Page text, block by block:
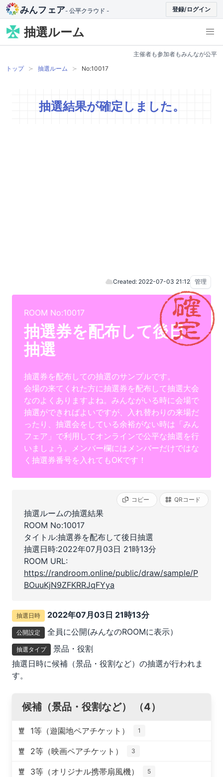
みんフェア- 公平クラウド - 登録/ログイン
抽選ルーム
主催者も参加者もみんなが公平
トップ
抽選ルーム No:10017
抽選結果が確定しました。
Created: 2022-07-03 21:12 管理
ROOM No:10017
抽選券を配布して後日
抽選
抽選券を配布しての抽選のサンプルです。
会場の来てくれた方に抽選券を配布して抽選大会
なのよくありますよね。みんながいる時に会場で
抽選ができればよいですが、入れ替わりの来場だ
ったり、抽選会をしている余裕がない時は「みん
フェア」で利用してオンラインで公平な抽選を行
いましょう。メンバー欄にはメンバーだけではな
く抽選券番号を入れてもOKです！
抽選ルームの抽選結果
ROOM No:10017
タイトル:抽選券を配布して後日抽選
抽選日時:2022年07月03日 21時13分
ROOM URL:
https://randroom.online/public/draw/sample/P
BOuuKjN9ZFKRRJqFYya
コピー QRコード
抽選日時 2022年07月03日 21時13分
公開設定 全員に公開(みんなのROOMに表示）
抽選タイプ
景品・役割
抽選日時に候補（景品・役割など）の抽選が行われま
す。
候補（景品・役割など） （4）
1等（遊園地ペアチケット） 1
2等（映画ペアチケット） 3
3等（オリジナル携帯扇風機） 5